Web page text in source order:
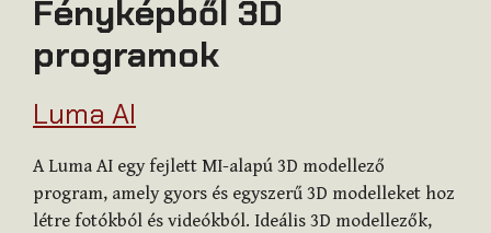
Fényképből 3D
programok
Luma AI
A Luma AI egy fejlett MI-alapú 3D modellező
program, amely gyors és egyszerű 3D modelleket hoz
létre fotókból és videókból. Ideális 3D modellezők,